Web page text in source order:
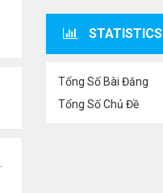
STATISTICS
Tổng Số Bài Đăng
Tổng Số Chủ Đề